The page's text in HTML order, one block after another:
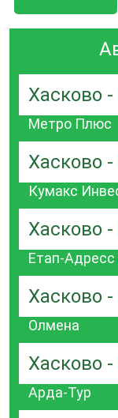
Хасково
Метро Плюс
Хасково
Кумакс
Хасково
Етап-
Хасково
Олмена
Хасково
Арда-Тур